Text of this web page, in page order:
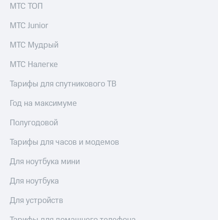
МТС ТОП
МТС Junior
МТС Мудрый
МТС Налегке
Тарифы для спутникового ТВ
Год на максимуме
Полугодовой
Тарифы для часов и модемов
Для ноутбука мини
Для ноутбука
Для устройств